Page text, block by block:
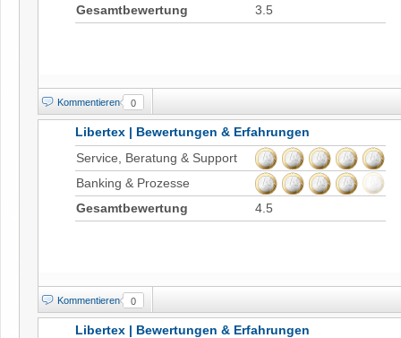
Gesamtbewertung
3.5
Kommentieren 0
Libertex | Bewertungen & Erfahrungen
Service, Beratung & Support
Banking & Prozesse
Gesamtbewertung
4.5
Kommentieren 0
Libertex | Bewertungen & Erfahrungen